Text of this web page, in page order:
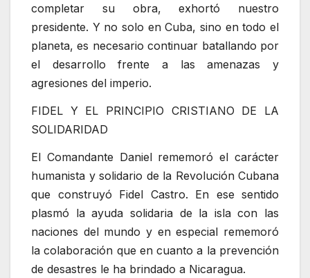
completar su obra, exhortó nuestro
presidente. Y no solo en Cuba, sino en todo el
planeta, es necesario continuar batallando por
el desarrollo frente a las amenazas y
agresiones del imperio.
FIDEL Y EL PRINCIPIO CRISTIANO DE LA
SOLIDARIDAD
El Comandante Daniel rememoró el carácter
humanista y solidario de la Revolución Cubana
que construyó Fidel Castro. En ese sentido
plasmó la ayuda solidaria de la isla con las
naciones del mundo y en especial rememoró
la colaboración que en cuanto a la prevención
de desastres le ha brindado a Nicaragua.